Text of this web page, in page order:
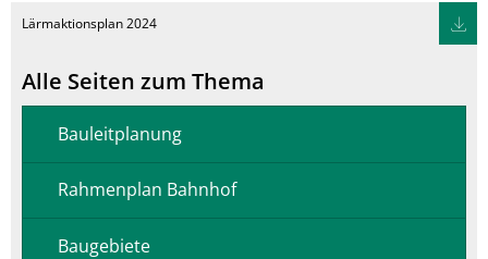
Lärmaktionsplan 2024
Alle Seiten zum Thema
Bauleitplanung
Rahmenplan Bahnhof
Baugebiete